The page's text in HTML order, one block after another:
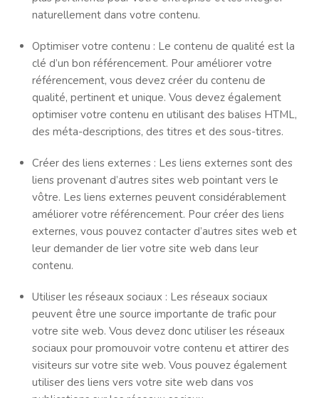
naturellement dans votre contenu.
Optimiser votre contenu : Le contenu de qualité est la
clé d’un bon référencement. Pour améliorer votre
référencement, vous devez créer du contenu de
qualité, pertinent et unique. Vous devez également
optimiser votre contenu en utilisant des balises HTML,
des méta-descriptions, des titres et des sous-titres.
Créer des liens externes : Les liens externes sont des
liens provenant d’autres sites web pointant vers le
vôtre. Les liens externes peuvent considérablement
améliorer votre référencement. Pour créer des liens
externes, vous pouvez contacter d’autres sites web et
leur demander de lier votre site web dans leur
contenu.
Utiliser les réseaux sociaux : Les réseaux sociaux
peuvent être une source importante de trafic pour
votre site web. Vous devez donc utiliser les réseaux
sociaux pour promouvoir votre contenu et attirer des
visiteurs sur votre site web. Vous pouvez également
utiliser des liens vers votre site web dans vos